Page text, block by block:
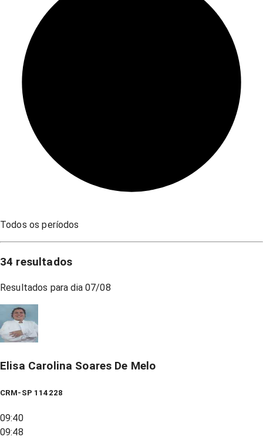
Todos os períodos
34 resultados
Resultados para dia07/08
Elisa Carolina Soares De Melo
CRM-SP 114228
09:40
09:48